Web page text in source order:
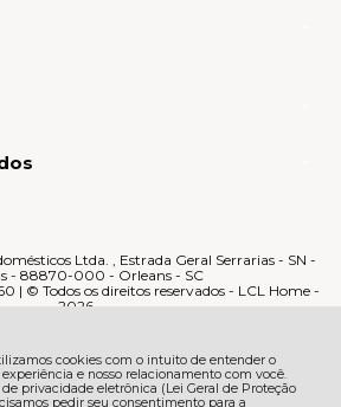
cookies com o intuito de entender o
e nosso relacionamento com você.
privacidade eletrônica (Lei Geral de Proteção
pedir seu consentimento para a
Ltda. , Estrada Geral Serrarias - SN -
- 88870-000 - Orleans - SC
| © Todos os direitos reservados - LCL Home -
2026